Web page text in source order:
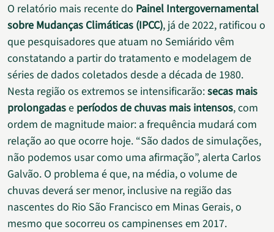
O relatório mais recente do Painel Intergovernamental
sobre Mudanças Climáticas (IPCC), já de 2022, ratificou o
que pesquisadores que atuam no Semiárido vêm
constatando a partir do tratamento e modelagem de
séries de dados coletados desde a década de 1980.
Nesta região os extremos se intensificarão:secas mais
prolongadase períodos de chuvas mais intensos, com
ordem de magnitude maior: a frequência mudará com
relação ao que ocorre hoje. “São dados de simulações,
não podemos usar como uma afirmação”, alerta Carlos
Galvão. O problema é que, na média, o volume de
chuvas deverá ser menor, inclusive na região das
nascentes do Rio São Francisco em Minas Gerais, o
mesmo que socorreu os campinenses em 2017.